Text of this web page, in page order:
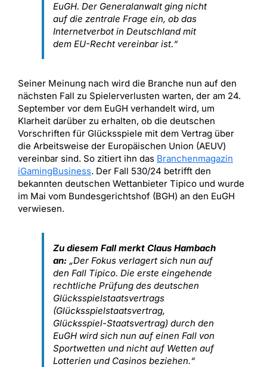
EuGH. Der Generalanwalt ging nicht
auf die zentrale Frage ein, ob das
Internetverbot in Deutschland mit
dem EU-Recht vereinbar ist.“
Seiner Meinung nach wird die Branche nun auf den
nächsten Fall zu Spielerverlusten warten, der am 24.
September vor dem EuGH verhandelt wird, um
Klarheit darüber zu erhalten, ob die deutschen
Vorschriften für Glücksspiele mit dem Vertrag über
die Arbeitsweise der Europäischen Union (AEUV)
vereinbar sind. So zitiert ihn das Branchenmagazin
iGamingBusiness. Der Fall 530/24 betrifft den
bekannten deutschen Wettanbieter Tipico und wurde
im Mai vom Bundesgerichtshof (BGH) an den EuGH
verwiesen.
Zu diesem Fall merkt Claus Hambach
an:„Der Fokus verlagert sich nun auf
den Fall Tipico. Die erste eingehende
rechtliche Prüfung des deutschen
Glücksspielstaatsvertrags
(Glücksspielstaatsvertrag,
Glücksspiel-Staatsvertrag) durch den
EuGH wird sich nun auf einen Fall von
Sportwetten und nicht auf Wetten auf
Lotterien und Casinos beziehen.“